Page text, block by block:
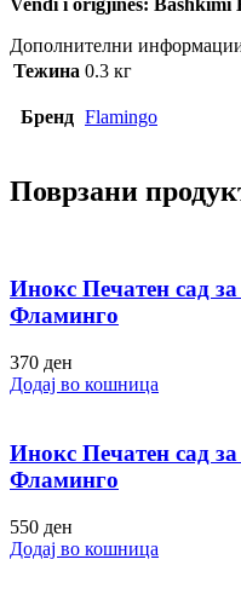
Дополнителни
Тежина 0.3 кг
Бренд Flamingo
Поврзани
Инокс Печатен сад
Фламинго
370 ден
Додај во кошница
Инокс Печатен сад
Фламинго
550 ден
Додај во кошница